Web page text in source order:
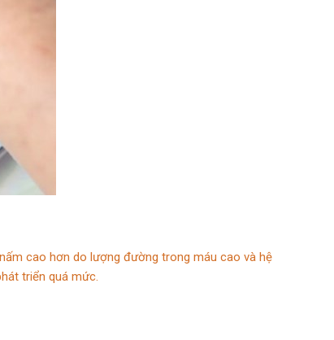
cao hơn do lượng đường trong máu cao và hệ
triển quá mức.